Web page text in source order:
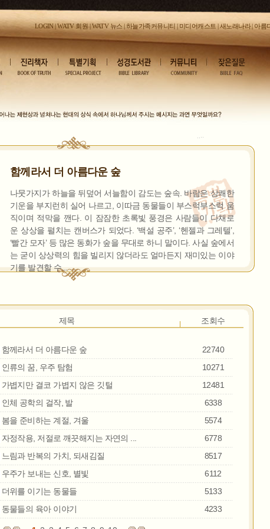
LOGIN|WATV 회원|WATV 뉴스 |하늘가족커뮤니티|미디어캐스트|새노래나라|아름
함께라서 더 아름다운 숲
나뭇가지가 하늘을 뒤덮어 서늘함이 감도는 숲속. 바람은 상쾌한
기운을 부지런히 실어 나르고, 이따금 동물들이 부스럭부스럭 움
직이며 적막을 깬다. 이 잠잠한 초록빛 풍경은 사람들이 다채로
운 상상을 펼치는 캔버스가 되었다. ‘백설 공주’, ‘헨젤과 그레텔’,
‘빨간 모자’ 등 많은 동화가 숲을 무대로 하니 말이다. 사실 숲에서
는 굳이 상상력의 힘을 빌리지 않더라도 얼마든지 재미있는 이야
기를 발견할 수...
제목 조회수
함께라서 더 아름다운 숲
22740
인류의 꿈, 우주 탐험
10271
가볍지만 결코 가볍지 않은 깃털
12481
인체 공학의 걸작, 발
6338
봄을 준비하는 계절, 겨울
5574
자정작용, 저절로 깨끗해지는 자연의 ...
6778
느림과 반복의 가치, 되새김질
8517
우주가 보내는 신호, 별빛
6112
더위를 이기는 동물들
5133
동물들의 육아 이야기 4233